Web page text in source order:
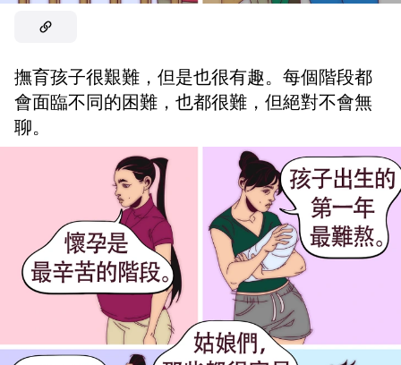
撫育孩子很艱難，但是也很有趣。每個階段都
會面臨不同的困難，也都很難，但絕對不會無
聊。